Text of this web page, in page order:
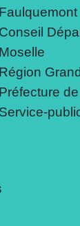
Conseil
Moselle
Région
Préfecture
Service-